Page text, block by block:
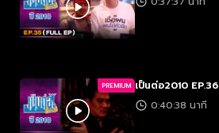
PREMIUM เป็นต่อ2010 EP.36
0:40:38 นาที